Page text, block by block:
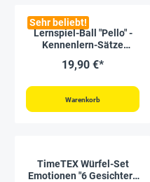
Sehr beliebt!
Lernspiel-Ball "Pello" -
Kennenlern-Sätze
19,90 €*
Warenkorb
TimeTEX Würfel-Set
Emotionen "6 Gesichter",